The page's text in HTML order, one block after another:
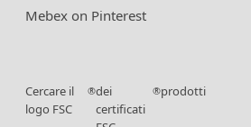
Mebex on Pinterest
Cercare il
logo FSC
®dei
certificati
®prodotti